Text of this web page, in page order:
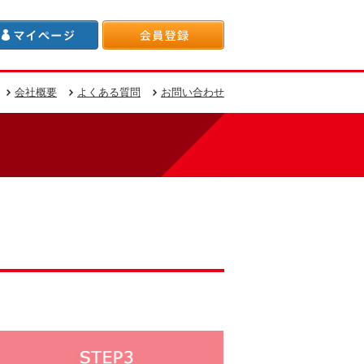
会社概要 よくある質問 お問い合わせ